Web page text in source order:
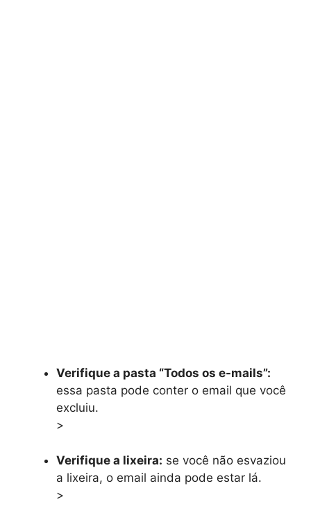
Verifique a pasta “Todos os e-mails”:
essa pasta pode conter o email que você
excluiu.
>
Verifique a lixeira: se você não esvaziou
a lixeira, o email ainda pode estar lá.
>